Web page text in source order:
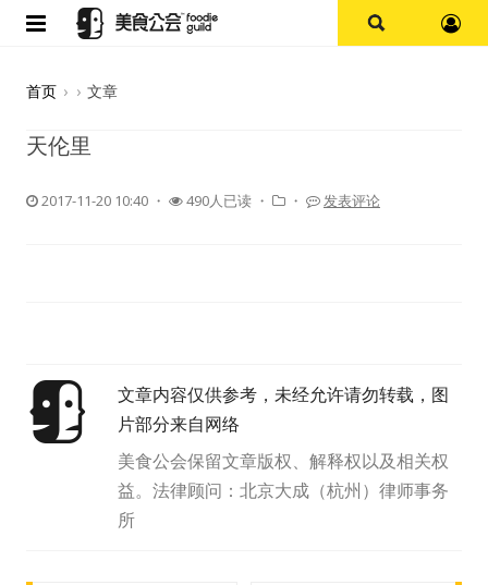
美食杂谈
资讯
首页 › › 文章
天伦里
2017-11-20 10:40 ・ 490人已读 ・ ・ 发表评论
文章内容仅供参考，未经允许请勿转载，图
片部分来自网络
美食公会保留文章版权、解释权以及相关权
益。法律顾问：北京大成（杭州）律师事务
所